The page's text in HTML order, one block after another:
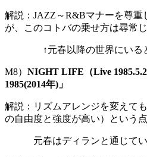
解説：JAZZ～R&Bマナーを尊重
が、このコトバの乗せ方は尋常じ
↑元春以降の世界にいると
M8） NIGHT LIFE（Live
1985(2014年)」
解説：リズムアレンジを変えて
の自由度と強度が高い）という
元春はディランと通じてい